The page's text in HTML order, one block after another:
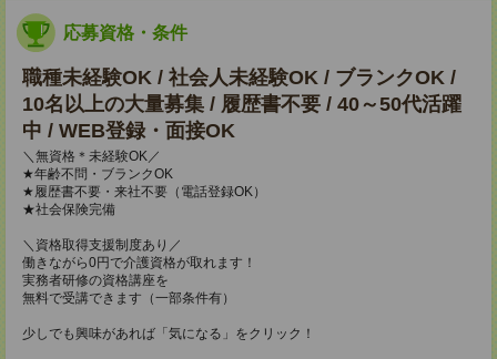
応募資格・条件
職種未経験OK / 社会人未経験OK / ブランクOK /
10名以上の大量募集 / 履歴書不要 / 40～50代活躍
中 / WEB登録・面接OK
＼無資格＊未経験OK／
★年齢不問・ブランクOK
★履歴書不要・来社不要（電話登録OK）
★社会保険完備
＼資格取得支援制度あり／
働きながら0円で介護資格が取れます！
実務者研修の資格講座を
無料で受講できます（一部条件有）
少しでも興味があれば「気になる」をクリック！